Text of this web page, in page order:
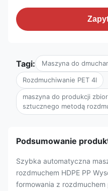
Tagi: Maszyna do
Rozdmuchiwanie PET 4l
maszyna do produkcji
sztucznego metodą
Podsumowanie
Szybka automatyczna
rozdmuchem HDPE PP
formowania z